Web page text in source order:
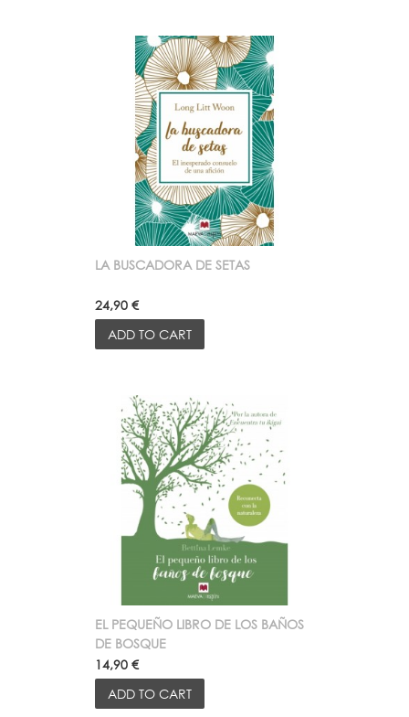
LA BUSCADORA DE SETAS
24,90 €
ADD TO CART
EL PEQUEÑO LIBRO DE LOS BAÑOS
DE BOSQUE
14,90 €
ADD TO CART